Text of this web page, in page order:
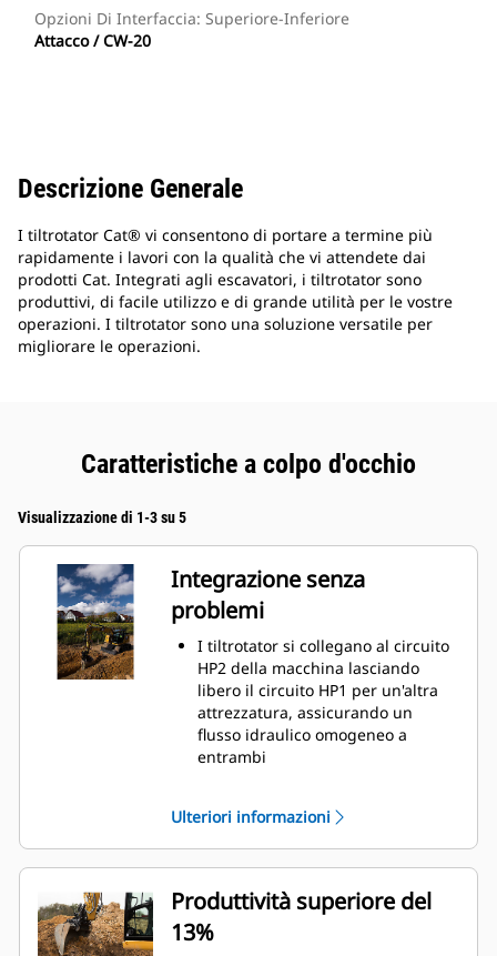
Opzioni Di Interfaccia: Superiore-Inferiore
Attacco / CW-20
Descrizione Generale
I tiltrotator Cat® vi consentono di portare a termine più
rapidamente i lavori con la qualità che vi attendete dai
prodotti Cat. Integrati agli escavatori, i tiltrotator sono
produttivi, di facile utilizzo e di grande utilità per le vostre
operazioni. I tiltrotator sono una soluzione versatile per
migliorare le operazioni.
Caratteristiche a colpo d'occhio
Visualizzazione di 1-3 su 5
Integrazione senza
problemi
I tiltrotator si collegano al circuito
HP2 della macchina lasciando
libero il circuito HP1 per un'altra
attrezzatura, assicurando un
flusso idraulico omogeneo a
entrambi
Il sistema di posizionamento si
collega a Cat GRADE con 3D
Ulteriori informazioni
Produttività superiore del
13%